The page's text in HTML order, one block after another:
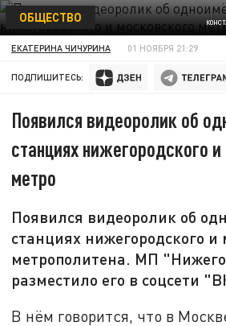
ОБЩЕСТВО
ЕКАТЕРИНА ЧИЧУРИНА 01 НОЯБРЯ 21:29
ПОДПИШИТЕСЬ:
Появился видеоролик об
станциях нижегородского
метро
Появился видеоролик об
станциях нижегородского и
метрополитена. МП
разместило его в соцсети
В нём говорится, что в